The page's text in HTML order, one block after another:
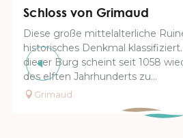
Schloss von Grimaud
Diese große mittelalterliche
historisches Denkmal
dieser Burg scheint seit 1058
des elften Jahrhunderts zu...
Grimaud